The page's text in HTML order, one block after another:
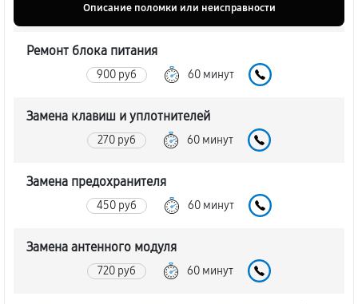
Описание поломки или неисправности
Ремонт блока питания
900 руб 60 минут
Замена клавиш и уплотнителей
270 руб 60 минут
Замена предохранителя
450 руб 60 минут
Замена антенного модуля
720 руб 60 минут